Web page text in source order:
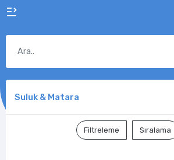
Suluk & Matara
Filtreleme Sıralama